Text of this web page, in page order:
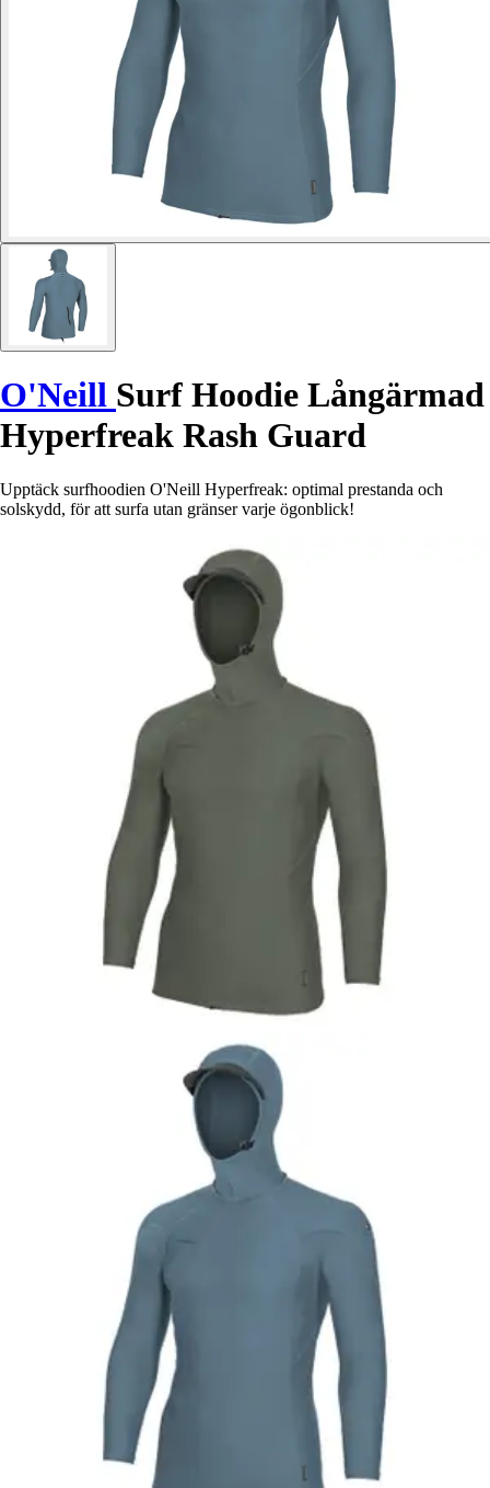
O'Neill Surf Hoodie Långärmad
Hyperfreak Rash Guard
Upptäck surfhoodien O'Neill Hyperfreak: optimal prestanda och
solskydd, för att surfa utan gränser varje ögonblick!